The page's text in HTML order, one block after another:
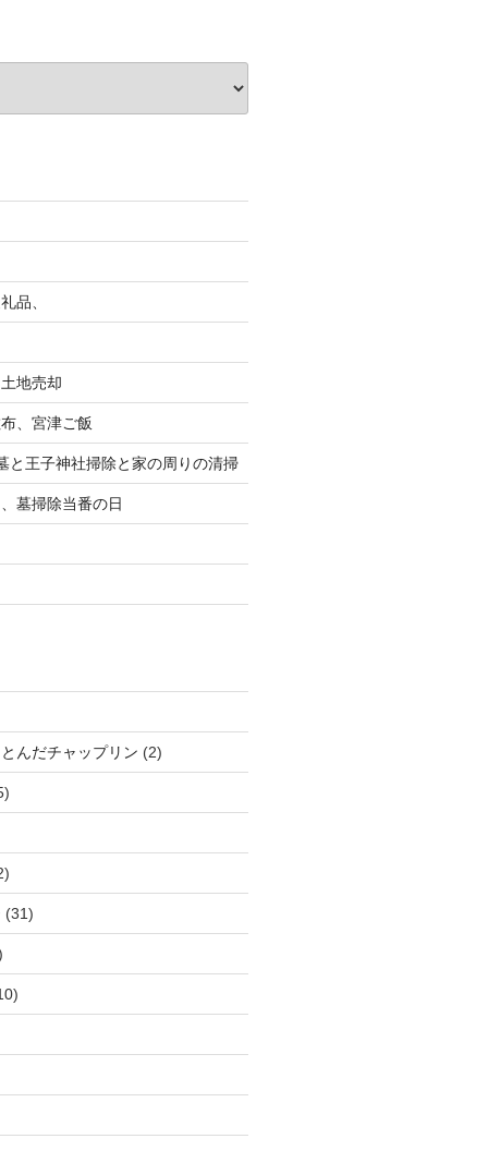
品、
地売却
、宮津ご飯
と王子神社掃除と家の周りの清掃
墓掃除当番の日
んだチャップリン (2)
(31)